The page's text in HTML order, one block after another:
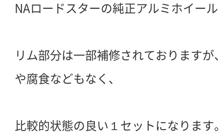
NAロードスターの純正アルミホイー
リム部分は一部補修されております
や腐食などもなく、
比較的状態の良い１セットになります